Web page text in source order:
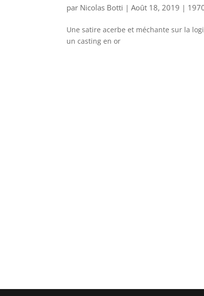
par Nicolas Botti |Août 18, 2019 |
Une satire acerbe et méchante sur la
un casting en or